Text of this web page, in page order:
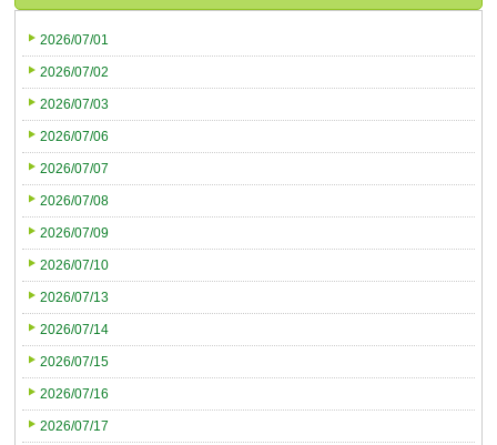
2026/07/01
2026/07/02
2026/07/03
2026/07/06
2026/07/07
2026/07/08
2026/07/09
2026/07/10
2026/07/13
2026/07/14
2026/07/15
2026/07/16
2026/07/17